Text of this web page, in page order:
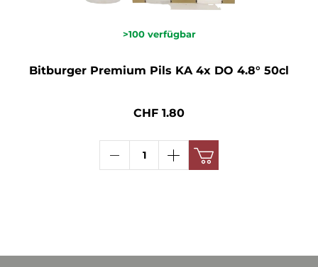
>100 verfügbar
Bitburger Premium Pils KA 4x DO 4.8° 50cl
CHF 1.80